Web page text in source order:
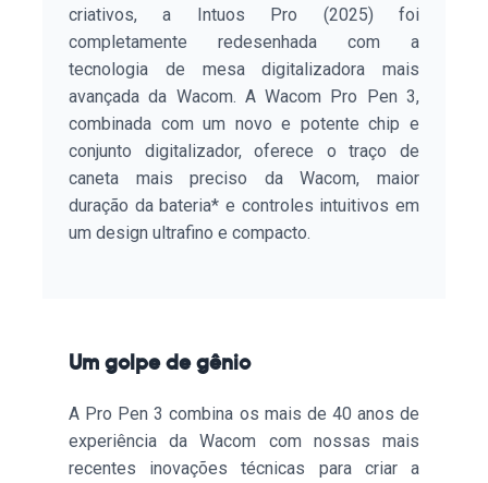
criativos, a Intuos Pro (2025) foi
completamente redesenhada com a
tecnologia de mesa digitalizadora mais
avançada da Wacom. A Wacom Pro Pen 3,
combinada com um novo e potente chip e
conjunto digitalizador, oferece o traço de
caneta mais preciso da Wacom, maior
duração da bateria* e controles intuitivos em
um design ultrafino e compacto.
Um golpe de gênio
A Pro Pen 3 combina os mais de 40 anos de
experiência da Wacom com nossas mais
recentes inovações técnicas para criar a